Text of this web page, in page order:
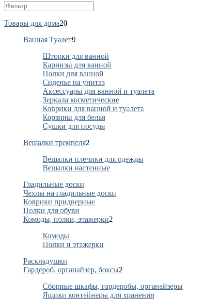
Товары для дома20
Ванная Туалет9
Шторки для ванной
Карнизы для ванной
Полки для ванной
Сиденье на унитаз
Аксессуары для ванной и туалета
Зеркала косметические
Коврики для ванной и туалета
Корзины для белья
Сушки для посуды
Вешалки тремпеля2
Вешалки плечики для одежды
Вешалки настенные
Гладильные доски
Чехлы на гладильные доски
Коврики придверные
Полки для обуви
Комоды, полки, этажерки2
Комоды
Полки и этажерки
Раскладушки
Гардероб, органайзер, боксы2
Сборные шкафы, гардеробы, органайзеры
Ящики контейнеры для хранения